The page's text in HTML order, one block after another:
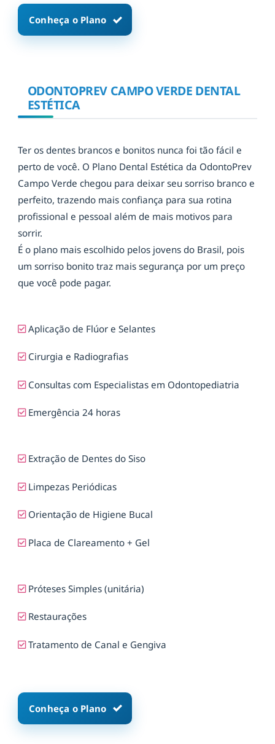
Conheça o Plano
ODONTOPREV CAMPO VERDE DENTAL
ESTÉTICA
Ter os dentes brancos e bonitos nunca foi tão fácil e
perto de você. O Plano Dental Estética da OdontoPrev
Campo Verde chegou para deixar seu sorriso branco e
perfeito, trazendo mais confiança para sua rotina
profissional e pessoal além de mais motivos para
sorrir.
É o plano mais escolhido pelos jovens do Brasil, pois
um sorriso bonito traz mais segurança por um preço
que você pode pagar.
Aplicação de Flúor e Selantes
Cirurgia e Radiografias
Consultas com Especialistas em Odontopediatria
Emergência 24 horas
Extração de Dentes do Siso
Limpezas Periódicas
Orientação de Higiene Bucal
Placa de Clareamento + Gel
Próteses Simples (unitária)
Restaurações
Tratamento de Canal e Gengiva
Conheça o Plano